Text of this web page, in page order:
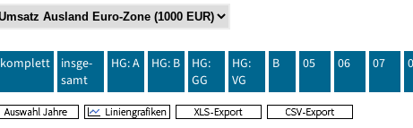
komplett
insge-
samt
HG: A HG: B
HG:
GG
HG:
VG
B 05 06 07